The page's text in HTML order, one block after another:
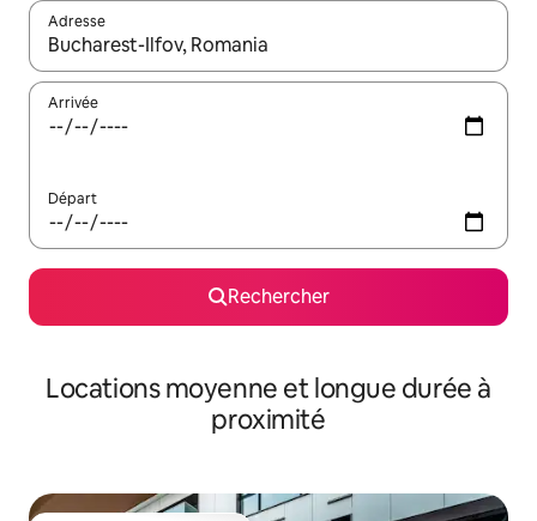
Adresse
Lorsque les résultats s'affichent, utilisez les flèches vers le
Arrivée
Départ
Rechercher
Locations moyenne et longue durée à
proximité